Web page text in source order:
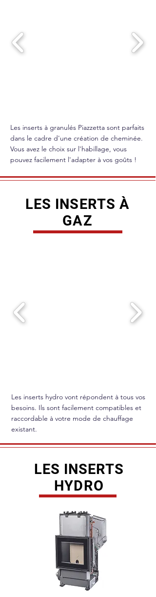
Les inserts à granulés Piazzetta sont parfaits
dans le cadre d'une création de cheminée.
Vous avez le choix sur l'habillage, vous
pouvez facilement l'adapter à vos goûts !
LES INSERTS À
GAZ
Les inserts hydro vont répondent à tous vos
besoins. Ils sont facilement compatibles et
raccordable à votre mode de chauffage
existant.
LES INSERTS
HYDRO